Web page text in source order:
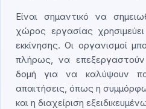
Είναι σημαντικό να
χώρος εργασίας
εκκίνησης. Οι οργανισμοί
πλήρως, να
δομή για να καλύψουν
απαιτήσεις, όπως η
και η διαχείριση